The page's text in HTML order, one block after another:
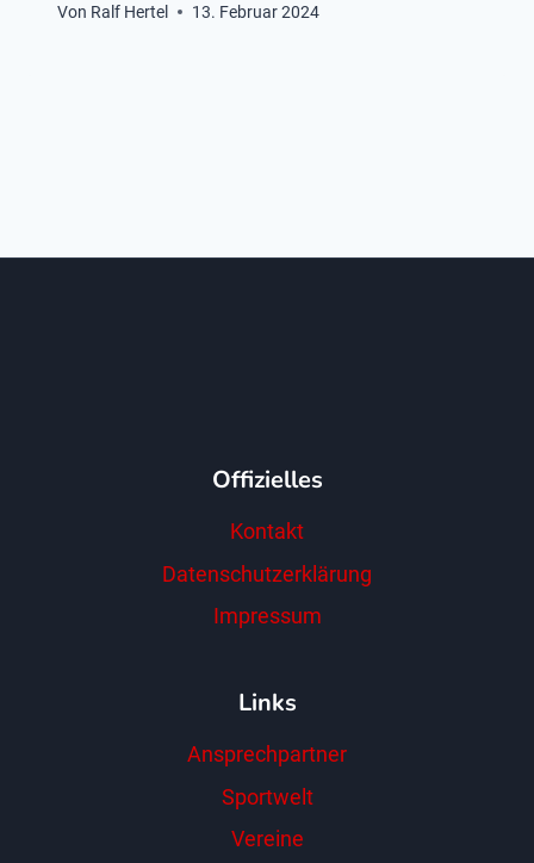
Von Ralf Hertel 13. Februar 2024
Offizielles
Kontakt
Datenschutzerklärung
Impressum
Links
Ansprechpartner
Sportwelt
Vereine